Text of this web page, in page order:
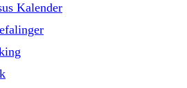
Kalender